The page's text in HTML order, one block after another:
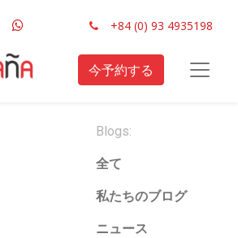
+84 (0) 93 4935198
今予約する
Blogs:
全て
私たちのブログ
ニュース